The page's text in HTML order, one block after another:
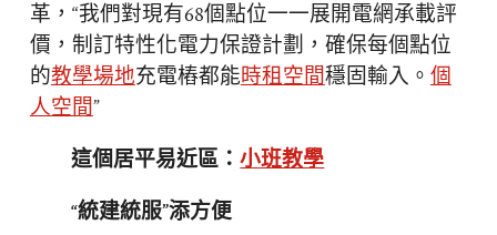
革，“我們對現有68個點位一一展開電網承載評
價，制訂特性化電力保證計劃，確保每個點位
的教學場地充電樁都能時租空間穩固輸入。個
人空間”
這個居平易近區：小班教學
“統建統服”添方便